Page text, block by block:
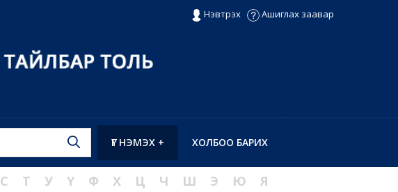
Нэвтрэх Ашиглах заавар
ХОЛБОО БАРИХ
ҮГ НЭМЭХ +
С Т У Ү Ф Х Ц Ч Ш Э Ю Я